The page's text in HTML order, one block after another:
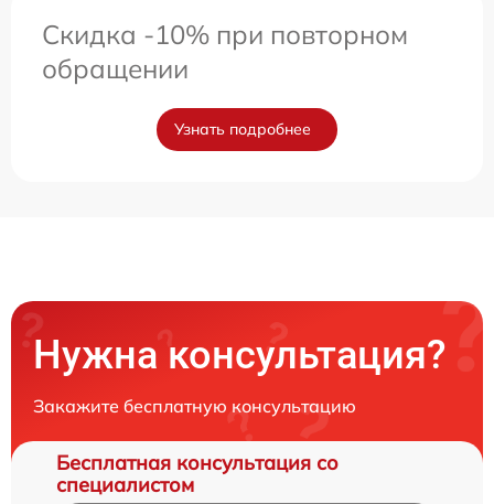
Скидка -10% при повторном
обращении
Узнать подробнее
Нужна консультация?
Закажите бесплатную консультацию
Бесплатная консультация со
специалистом